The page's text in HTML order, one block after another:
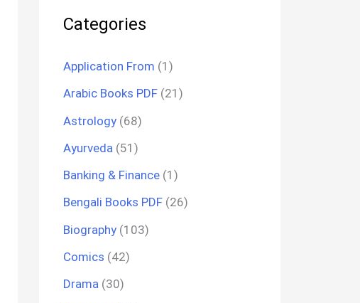
Categories
Application From (1)
Arabic Books PDF (21)
Astrology (68)
Ayurveda (51)
Banking & Finance (1)
Bengali Books PDF (26)
Biography (103)
Comics (42)
Drama (30)